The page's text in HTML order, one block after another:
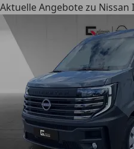
Aktuelle Angebote zu